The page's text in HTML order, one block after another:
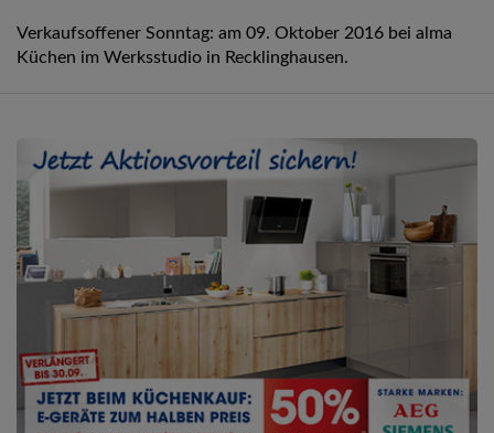
Verkaufsoffener Sonntag: am 09. Oktober 2016 bei alma
Küchen im Werksstudio in Recklinghausen.